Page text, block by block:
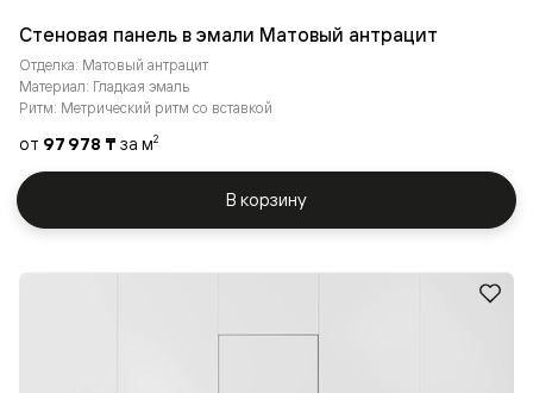
Стеновая панель в эмали Матовый антрацит
Отделка: Матовый антрацит
Материал: Гладкая эмаль
Ритм: Метрический ритм со вставкой
от 97 978 ₸ за м2
В корзину